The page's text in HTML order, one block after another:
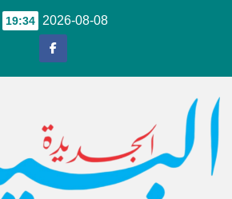
2026-08-08
19:34